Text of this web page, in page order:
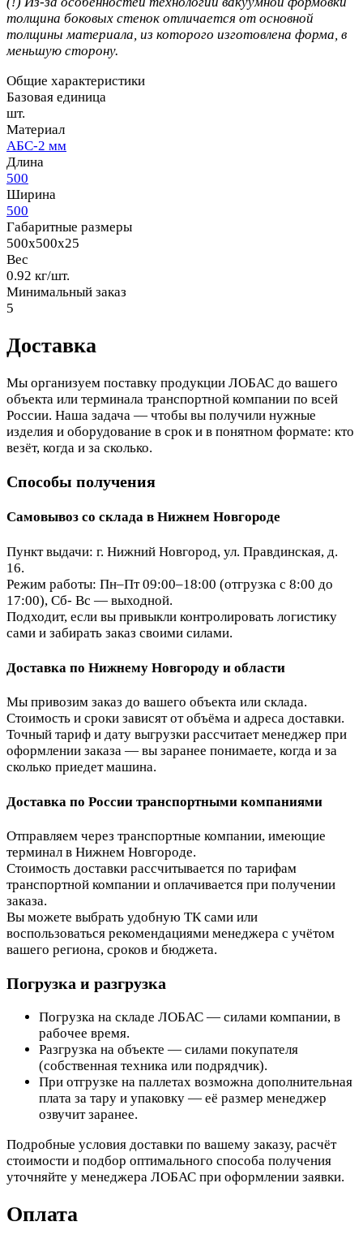
толщина боковых стенок отличается от основной
толщины материала, из которого изготовлена форма, в
меньшую сторону.
Общие характеристики
Базовая единица
шт.
Материал
АБС-2 мм
Длина
500
Ширина
500
Габаритные размеры
500x500x25
Вес
0.92 кг/шт.
Минимальный заказ
5
Доставка
Мы организуем поставку продукции ЛОБАС до вашего
объекта или терминала транспортной компании по всей
России. Наша задача — чтобы вы получили нужные
изделия и оборудование в срок и в понятном формате: кто
везёт, когда и за сколько.
Способы получения
Самовывоз со склада в Нижнем Новгороде
Пункт выдачи: г. Нижний Новгород, ул. Правдинская, д.
16.
Режим работы: Пн–Пт 09:00–18:00 (отгрузка с 8:00 до
17:00), Сб- Вс — выходной.
Подходит, если вы привыкли контролировать логистику
сами и забирать заказ своими силами.
Доставка по Нижнему Новгороду и области
Мы привозим заказ до вашего объекта или склада.
Стоимость и сроки зависят от объёма и адреса доставки.
Точный тариф и дату выгрузки рассчитает менеджер при
оформлении заказа — вы заранее понимаете, когда и за
сколько приедет машина.
Доставка по России транспортными компаниями
Отправляем через транспортные компании, имеющие
терминал в Нижнем Новгороде.
Стоимость доставки рассчитывается по тарифам
транспортной компании и оплачивается при получении
заказа.
Вы можете выбрать удобную ТК сами или
воспользоваться рекомендациями менеджера с учётом
вашего региона, сроков и бюджета.
Погрузка и разгрузка
Погрузка на складе ЛОБАС — силами компании, в
рабочее время.
Разгрузка на объекте — силами покупателя
(собственная техника или подрядчик).
При отгрузке на паллетах возможна дополнительная
плата за тару и упаковку — её размер менеджер
озвучит заранее.
Подробные условия доставки по вашему заказу, расчёт
стоимости и подбор оптимального способа получения
уточняйте у менеджера ЛОБАС при оформлении заявки.
Оплата